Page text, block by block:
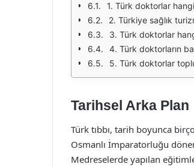
1. Türk doktorlar
2. Türkiye sağlık
3. Türk doktorlar
4. Türk doktorların
5. Türk doktorlar
Tarihsel Arka Plan
Türk tıbbı, tarih boyunca
Osmanlı İmparatorluğu
Medreselerde yapılan